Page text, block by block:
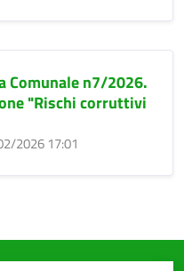
Comunale n7/2026.
"Rischi corruttivi
2026 17:01